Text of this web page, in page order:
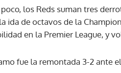
los Reds suman tres
ida de octavos de la
en la Premier League, y
fue la remontada 3-2 ante